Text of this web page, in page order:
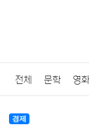
전체 문학 영화
법률
경제